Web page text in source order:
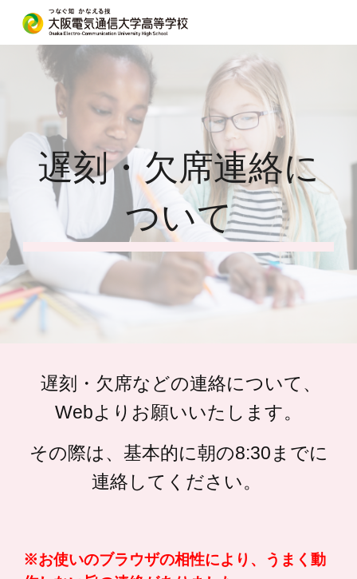
Skip to main content
遅刻・欠席連絡に
ついて
遅刻・欠席などの連絡について、
Webよりお願いいたします。
その際は、基本的に朝の8:30までに
連絡してください。
※お使いのブラウザの相性により、うまく動